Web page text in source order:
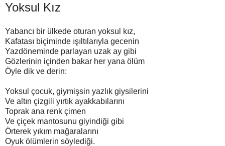
Yoksul Kız
Yabancı bir ülkede oturan yoksul kız,
Kafatası biçiminde ışıltılarıyla gecenin
Yazdöneminde parlayan uzak ay gibi
Gözlerinin içinden bakar her yana ölüm
Öyle dik ve derin:
Yoksul çocuk, giymişsin yazlık giysilerini
Ve altın çizgili yırtık ayakkabılarını
Toprak ana renk çimen
Ve çiçek mantosunu giyindiği gibi
Örterek yıkım mağaralarını
Oyuk ölümlerin söylediği.